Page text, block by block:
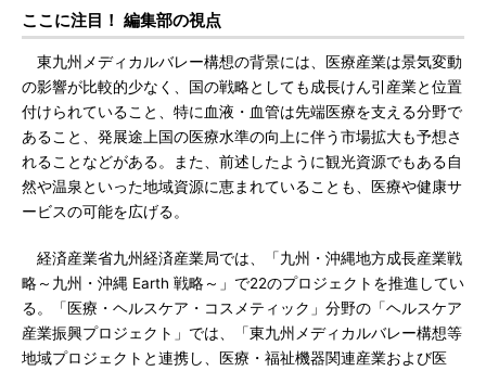
ここに注目！ 編集部の視点
東九州メディカルバレー構想の背景には、医療産業は景気変動
の影響が比較的少なく、国の戦略としても成長けん引産業と位置
付けられていること、特に血液・血管は先端医療を支える分野で
あること、発展途上国の医療水準の向上に伴う市場拡大も予想さ
れることなどがある。また、前述したように観光資源でもある自
然や温泉といった地域資源に恵まれていることも、医療や健康サ
ービスの可能を広げる。
経済産業省九州経済産業局では、「九州・沖縄地方成長産業戦
略～九州・沖縄 Earth 戦略～」で22のプロジェクトを推進してい
る。「医療・ヘルスケア・コスメティック」分野の「ヘルスケア
産業振興プロジェクト」では、「東九州メディカルバレー構想等
地域プロジェクトと連携し、医療・福祉機器関連産業および医